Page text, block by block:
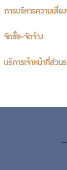
การบริหารความเสี่ย
จัดซื้อ-จัดจ้าง
บริการเจ้าหน้าที่ส่วน